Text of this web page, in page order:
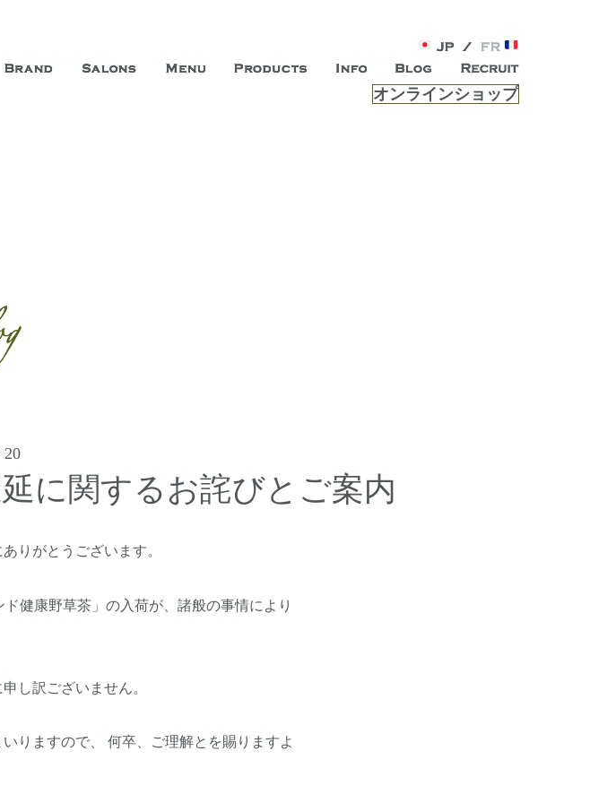
ファシオールは、 内面から輝く美をトー
ンジェルマン通りに「パリ店」がオープン。お客様のもつ「自らしい美しさ」を追求し、未来の
る「本物」の商品・技術・サービスを提供する総合エステサロンです。
オンラインショップ
20
に関するお詫びとご案内
りがとうございます。
健康野草茶」の入荷が、諸般の事情により
し訳ございません。
りますので、 何卒、ご理解とを賜りますよ